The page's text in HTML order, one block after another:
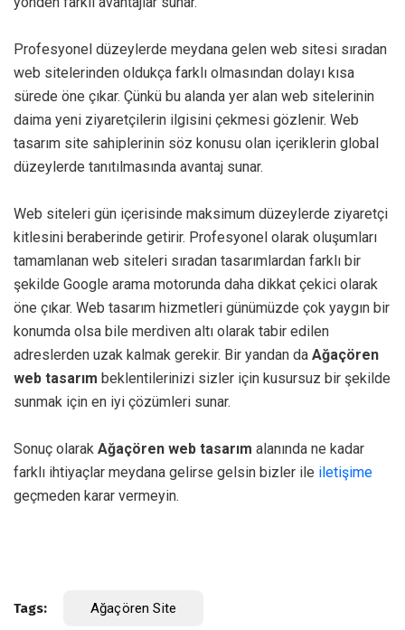
Profesyonel düzeylerde meydana gelen web sitesi sıradan
web sitelerinden oldukça farklı olmasından dolayı kısa
sürede öne çıkar. Çünkü bu alanda yer alan web sitelerinin
daima yeni ziyaretçilerin ilgisini çekmesi gözlenir. Web
tasarım site sahiplerinin söz konusu olan içeriklerin global
düzeylerde tanıtılmasında avantaj sunar.
Web siteleri gün içerisinde maksimum düzeylerde ziyaretçi
kitlesini beraberinde getirir. Profesyonel olarak oluşumları
tamamlanan web siteleri sıradan tasarımlardan farklı bir
şekilde Google arama motorunda daha dikkat çekici olarak
öne çıkar. Web tasarım hizmetleri günümüzde çok yaygın bir
konumda olsa bile merdiven altı olarak tabir edilen
adreslerden uzak kalmak gerekir. Bir yandan da Ağaçören
web tasarım beklentilerinizi sizler için kusursuz bir şekilde
sunmak için en iyi çözümleri sunar.
Sonuç olarak Ağaçören web tasarım alanında ne kadar
farklı ihtiyaçlar meydana gelirse gelsin bizler ile iletişime
geçmeden karar vermeyin.
Tags: Ağaçören Site